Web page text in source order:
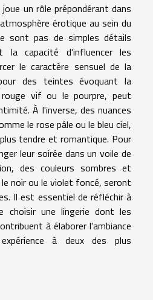
un rôle prépondérant dans
érotique au sein du
sont pas de simples détails
la capacité d'influencer les
le caractère sensuel de la
des teintes évoquant la
vif ou le pourpre, peut
À l'inverse, des nuances
le rose pâle ou le bleu ciel,
tendre et romantique. Pour
leur soirée dans un voile de
des couleurs sombres et
noir ou le violet foncé, seront
Il est essentiel de réfléchir à
choisir une lingerie dont les
à élaborer l'ambiance
à deux des plus